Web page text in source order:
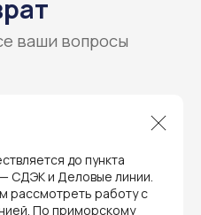
до пункта
СДЭК и Деловые линии.
рассмотреть работу с
По приморскому